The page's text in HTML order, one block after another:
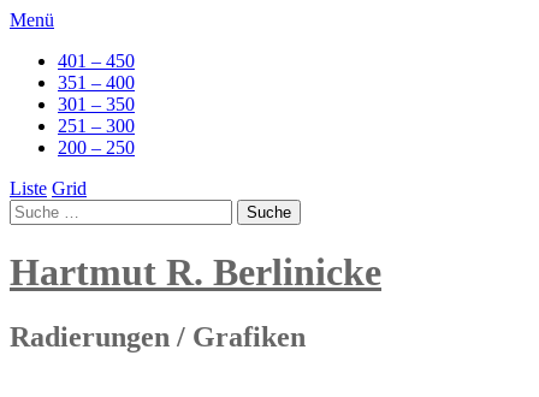
Menü
401 – 450
351 – 400
301 – 350
251 – 300
200 – 250
Liste Grid
Hartmut R. Berlinicke
Radierungen / Grafiken